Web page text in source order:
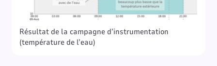
Résultat de la campagne d’instrumentation
(température de l’eau)